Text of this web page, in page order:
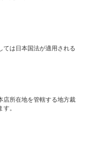
は日本国法が適用される
所在地を管轄する地方裁